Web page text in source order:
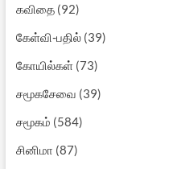
கவிதை(92)
கேள்வி-பதில்(39)
கோயில்கள்(73)
சமூகசேவை (39)
சமூகம் (584)
சினிமா (87)